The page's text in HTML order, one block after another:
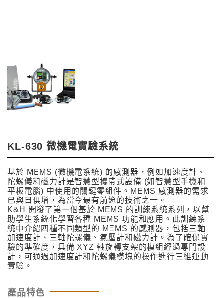
KL-630 微機電實驗系統
基於 MEMS (微機電系統) 的感測器，例如加速度計、
陀螺儀和磁力計是智慧型攜帶式設備 (如智慧型手機和
平板電腦) 中使用的關鍵零組件。MEMS 感測器的需求
已與日俱增，為當今最有前途的技術之一。
K&H 開發了第一個基於 MEMS 的訓練系統系列，以幫
助學生系統化學習各種 MEMS 功能和應用。此訓練系
統中介紹四種不同類型的 MEMS 的感測器，包括三軸
加速度計、三軸陀螺儀、氣壓計和磁力計。為了確保實
驗的準確度，具備 XYZ 軸旋轉支架的模組經過專門設
計，可通過加速度計和陀螺儀模塊的操作進行三維運動
實驗。
產品特色